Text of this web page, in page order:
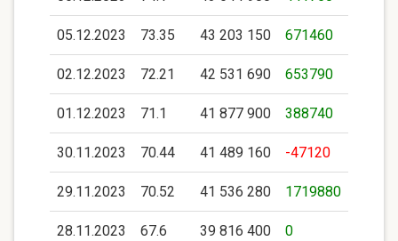
05.12.2023 73.35 43 203 150 671460
02.12.2023 72.21 42 531 690 653790
01.12.2023 71.1 41 877 900 388740
30.11.2023 70.44 41 489 160 -47120
29.11.2023 70.52 41 536 280 1719880
28.11.2023 67.6 39 816 400 0